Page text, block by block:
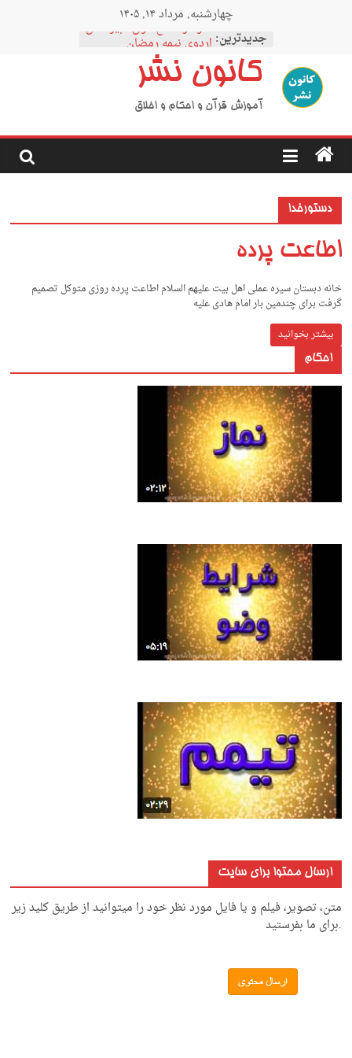
چهارشنبه, مرداد ۱۴, ۱۴۰۵
جدیدترین:
نمودار مقطع فوق دبیرستان
اردوی نیمه رمضان
اردوی نیمه شعبان
اردوی غدیر
کانون نشر
آموزش قرآن و احکام و اخلاق
دستورخدا
اطاعت پرده
خانه دبستان سیره عملی اهل بیت علیهم السلام اطاعت پرده روزی متوکل تصمیم
گرفت برای چندمین بار امام هادی علیه
بیشتر بخوانید
احکام
ارسال محتوا برای سایت
متن، تصویر، فیلم و یا فایل مورد نظر خود را میتوانید از طریق کلید زیر
.برای ما بفرستید